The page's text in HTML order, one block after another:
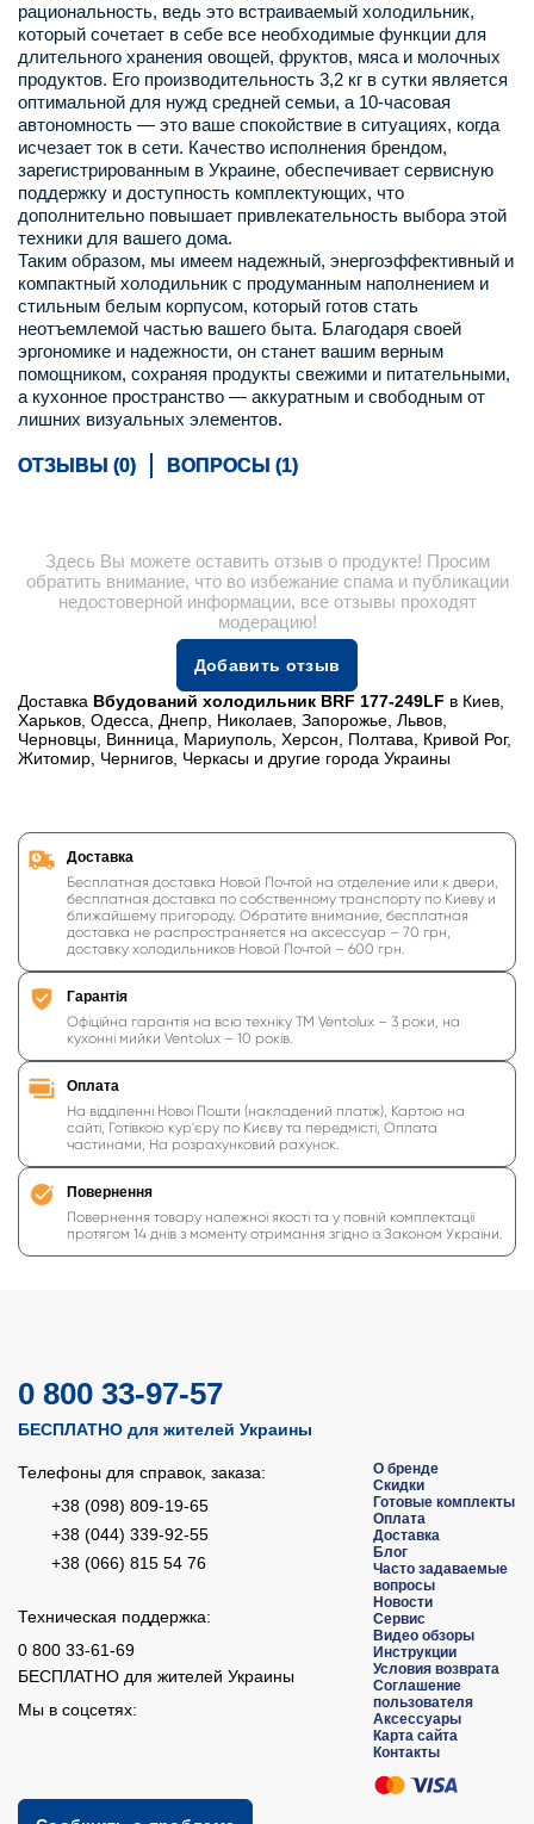
рациональность, ведь это встраиваемый холодильник,
который сочетает в себе все необходимые функции для
длительного хранения овощей, фруктов, мяса и молочных
продуктов. Его производительность 3,2 кг в сутки является
оптимальной для нужд средней семьи, а 10-часовая
автономность — это ваше спокойствие в ситуациях, когда
исчезает ток в сети. Качество исполнения брендом,
зарегистрированным в Украине, обеспечивает сервисную
поддержку и доступность комплектующих, что
дополнительно повышает привлекательность выбора этой
техники для вашего дома.
Таким образом, мы имеем надежный, энергоэффективный и
компактный холодильник с продуманным наполнением и
стильным белым корпусом, который готов стать
неотъемлемой частью вашего быта. Благодаря своей
эргономике и надежности, он станет вашим верным
помощником, сохраняя продукты свежими и питательными,
а кухонное пространство — аккуратным и свободным от
лишних визуальных элементов.
ОТЗЫВЫ (0) ВОПРОСЫ (1)
Здесь Вы можете оставить отзыв о продукте! Просим
обратить внимание, что во избежание спама и публикации
недостоверной информации, все отзывы проходят
модерацию!
Добавить отзыв
Доставка Вбудований холодильник BRF 177-249LF в Киев,
Харьков, Одесса, Днепр, Николаев, Запорожье, Львов,
Черновцы, Винница, Мариуполь, Херсон, Полтава, Кривой Рог,
Житомир, Чернигов, Черкасы и другие города Украины
Доставка
Бесплатная доставка Новой Почтой на отделение или к двери,
бесплатная доставка по собственному транспорту по Киеву и
ближайшему пригороду. Обратите внимание, бесплатная
доставка не распространяется на аксессуар – 70 грн,
доставку холодильников Новой Почтой – 600 грн.
Гарантія
Офіційна гарантія на всю техніку ТМ Ventolux – 3 роки, на
кухонні мийки Ventolux – 10 років.
Оплата
На відділенні Нової Пошти (накладений платіж), Картою на
сайті, Готівкою кур'єру по Києву та передмісті, Оплата
частинами, На розрахунковий рахунок.
Повернення
Повернення товару належної якості та у повній комплектації
протягом 14 днів з моменту отримання згідно із Законом України.
0 800 33-97-57
БЕСПЛАТНО для жителей Украины
Телефоны для справок, заказа:
+38 (098) 809-19-65
+38 (044) 339-92-55
+38 (066) 815 54 76
Техническая поддержка:
0 800 33-61-69
БЕСПЛАТНО для жителей Украины
Мы в соцсетях:
О бренде
Скидки
Готовые комплекты
Оплата
Доставка
Блог
Часто задаваемые
вопросы
Новости
Сервис
Видео обзоры
Инструкции
Условия возврата
Соглашение
пользователя
Аксессуары
Карта сайта
Контакты